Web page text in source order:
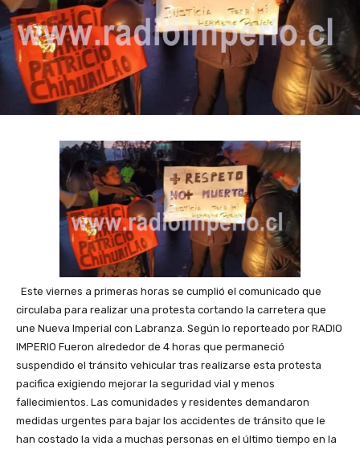
Este viernes a primeras horas se cumplió el comunicado que
circulaba para realizar una protesta cortando la carretera que
une Nueva Imperial con Labranza. Según lo reporteado por RADIO
IMPERIO Fueron alrededor de 4 horas que permaneció
suspendido el tránsito vehicular tras realizarse esta protesta
pacifica exigiendo mejorar la seguridad vial y menos
fallecimientos. Las comunidades y residentes demandaron
medidas urgentes para bajar los accidentes de tránsito que le
han costado la vida a muchas personas en el último tiempo en la